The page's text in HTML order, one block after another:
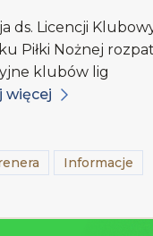
ds. Licencji
Piłki Nożnej
klubów lig
więcej
Informacje